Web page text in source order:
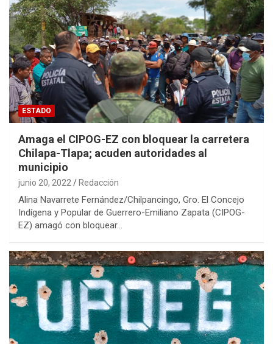
ESTADO
Amaga el CIPOG-EZ con bloquear la carretera
Chilapa-Tlapa; acuden autoridades al
municipio
junio 20, 2022 Redacción
Alina Navarrete Fernández/Chilpancingo, Gro. El Concejo
Indígena y Popular de Guerrero-Emiliano Zapata (CIPOG-
EZ) amagó con bloquear…